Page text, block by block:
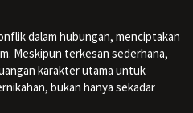
dalam hubungan, menciptakan
Meskipun terkesan sederhana,
karakter utama untuk
bukan hanya sekadar